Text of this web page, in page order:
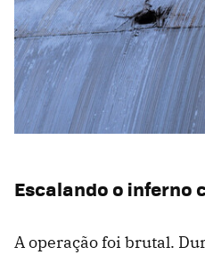
Escalando o inferno
A operação foi brutal.